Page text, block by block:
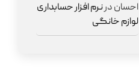
احساندرنرم افزار حسابداری
لوازم خانگی